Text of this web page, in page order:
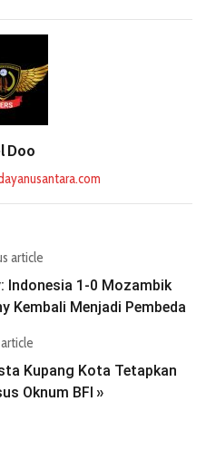
Doo
article
Indonesia 1-0 Mozambik
Kembali Menjadi Pembeda
Kupang Kota Tetapkan
Oknum BFI »